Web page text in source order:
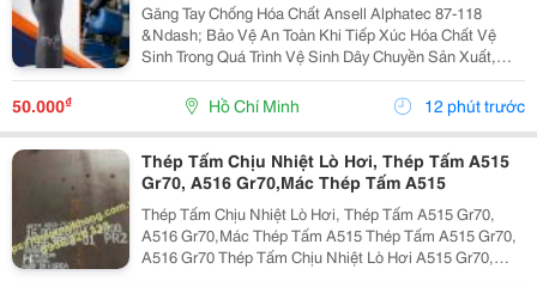
Găng Tay Chống Hóa Chất Ansell Alphatec 87-118
&Ndash; Bảo Vệ An Toàn Khi Tiếp Xúc Hóa Chất Vệ
Sinh Trong Quá Trình Vệ Sinh Dây Chuyền Sản Xuất,
Nhà Máy Và Khu Công Nghiệp, Người Lao Động
Thường Xuyên Tiếp Xúc Với Hóa Chất Tẩy Rửa, Dung
Dịch Khử...
50.000₫ Hồ Chí Minh 12 phút trước
Thép Tấm Chịu Nhiệt Lò Hơi, Thép Tấm A515
Gr70, A516 Gr70,Mác Thép Tấm A515
Thép Tấm Chịu Nhiệt Lò Hơi, Thép Tấm A515 Gr70,
A516 Gr70,Mác Thép Tấm A515 Thép Tấm A515 Gr70,
A516 Gr70 Thép Tấm Chịu Nhiệt Lò Hơi A515 Gr70,